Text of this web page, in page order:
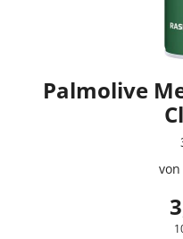
Palmolive
von